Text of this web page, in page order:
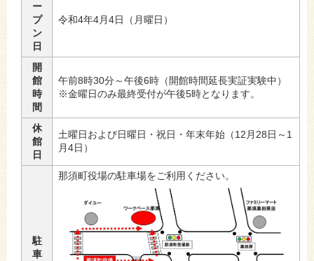
ー
プ
ン
日
令和4年4月4日（月曜日）
開
館
時
間
午前8時30分～午後6時（開館時間延長実証実験中）
※金曜日のみ最終受付が午後5時となります。
休
館
日
土曜日および日曜日・祝日・年末年始（12月28日～1
月4日）
駐
車
那須町役場の駐車場をご利用ください。